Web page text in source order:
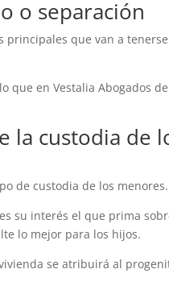
o separación
principales que van a
en Vestalia Abogados
la custodia de
de custodia de los menores.
su interés el que prima
lo mejor para los hijos.
se atribuirá al